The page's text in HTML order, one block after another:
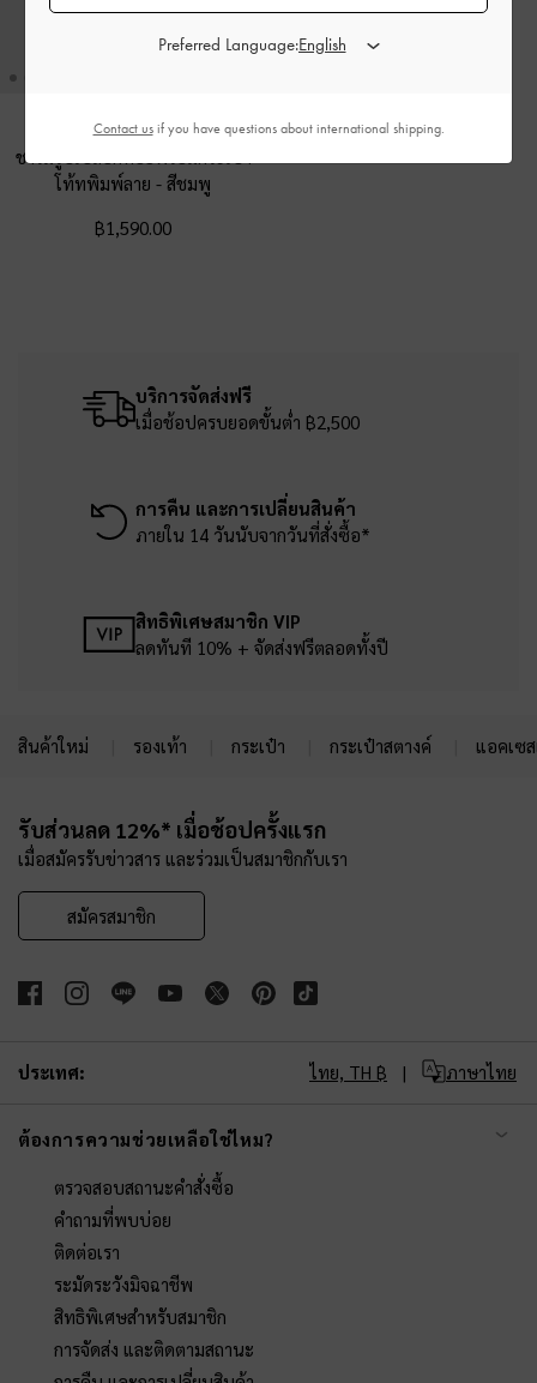
ชาร์มรูปเปลือกหอยพร้อมกระเป๋า
โท้ทพิมพ์ลาย-สีชมพู
฿1,590.00
บริการจัดส่งฟรี
เมื่อช้อปครบยอดขั้นต่ำ ฿2,500
การคืน และการเปลี่ยนสินค้า
ภายใน 14 วันนับจากวันที่สั่งซื้อ*
สิทธิพิเศษสมาชิก VIP
ลดทันที 10% + จัดส่งฟรีตลอดทั้งปี
สินค้าใหม่ รองเท้า กระเป๋า กระเป๋าสตางค์ แอคเซ
รับส่วนลด 12%* เมื่อช้อปครั้งแรก
เมื่อสมัครรับข่าวสาร และร่วมเป็นสมาชิกกับเรา
สมัครสมาชิก
ประเทศ: ไทย, TH ฿ ภาษาไทย
ต้องการความช่วยเหลือใช่ไหม?
ตรวจสอบสถานะคำสั่งซื้อ
คำถามที่พบบ่อย
ติดต่อเรา
ระมัดระวังมิจฉาชีพ
สิทธิพิเศษสำหรับสมาชิก
การจัดส่ง และติดตามสถานะ
Preferred Language:
Contact usif you have questions about international shipping.